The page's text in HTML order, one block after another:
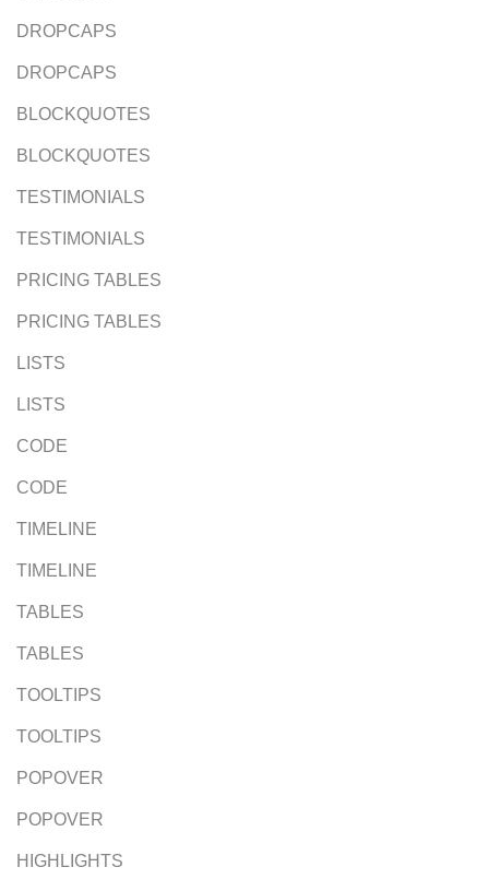
DROPCAPS
DROPCAPS
BLOCKQUOTES
BLOCKQUOTES
TESTIMONIALS
TESTIMONIALS
PRICING TABLES
PRICING TABLES
LISTS
LISTS
CODE
CODE
TIMELINE
TIMELINE
TABLES
TABLES
TOOLTIPS
TOOLTIPS
POPOVER
POPOVER
HIGHLIGHTS